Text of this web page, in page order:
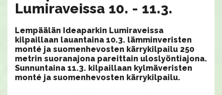
Lumiraveissa 10. - 11.3.
Lempäälän Ideaparkin Lumiraveissa
kilpaillaan lauantaina 10.3. lämminveristen
monté ja suomenhevosten kärrykilpailu 250
metrin suoranajona pareittain uloslyöntiajona.
Sunnuntaina 11.3. kilpaillaan kylmäveristen
monté ja suomenhevosten kärrykilpailu.